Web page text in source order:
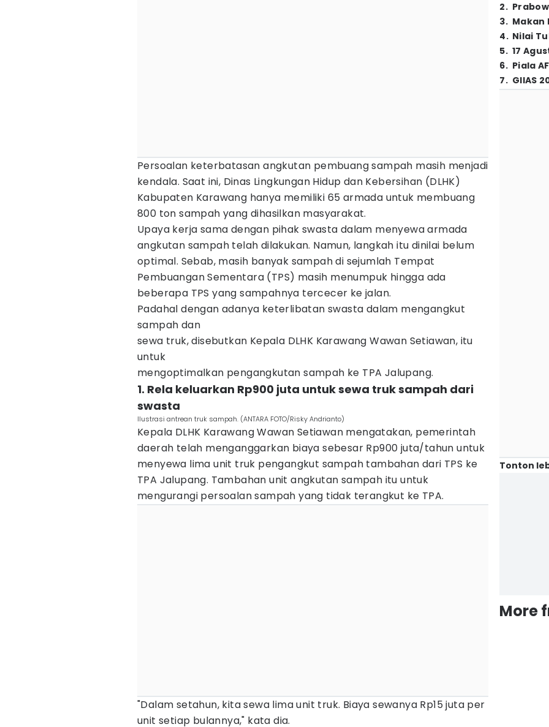
Persoalan keterbatasan angkutan pembuang sampah masih menjadi
kendala. Saat ini, Dinas Lingkungan Hidup dan Kebersihan (DLHK)
Kabupaten Karawang hanya memiliki 65 armada untuk membuang
800 ton sampah yang dihasilkan masyarakat.
Upaya kerja sama dengan pihak swasta dalam menyewa armada
angkutan sampah telah dilakukan. Namun, langkah itu dinilai belum
optimal. Sebab, masih banyak sampah di sejumlah Tempat
Pembuangan Sementara (TPS) masih menumpuk hingga ada
beberapa TPS yang sampahnya tercecer ke jalan.
Padahal dengan adanya keterlibatan swasta dalam mengangkut
sampah dan
sewa truk, disebutkan Kepala DLHK Karawang Wawan Setiawan, itu
untuk
mengoptimalkan pengangkutan sampah ke TPA Jalupang.
1. Rela keluarkan Rp900 juta untuk sewa truk sampah dari
swasta
Ilustrasi antrean truk sampah. (ANTARA FOTO/Risky Andrianto)
Kepala DLHK Karawang Wawan Setiawan mengatakan, pemerintah
daerah telah menganggarkan biaya sebesar Rp900 juta/tahun untuk
menyewa lima unit truk pengangkut sampah tambahan dari TPS ke
TPA Jalupang. Tambahan unit angkutan sampah itu untuk
mengurangi persoalan sampah yang tidak terangkut ke TPA.
"Dalam setahun, kita sewa lima unit truk. Biaya sewanya Rp15 juta per
unit setiap bulannya," kata dia.
2.
3. Makan
4. Nilai
5. 17
6. Piala
7. GIIAS
Tonton
More